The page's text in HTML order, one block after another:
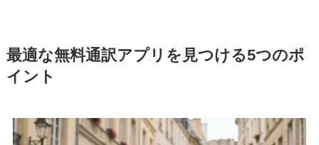
最適な無料通訳アプリを見つける5つのポ
イント